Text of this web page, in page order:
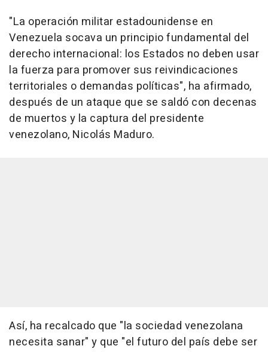
"La operación militar estadounidense en
Venezuela socava un principio fundamental del
derecho internacional: los Estados no deben usar
la fuerza para promover sus reivindicaciones
territoriales o demandas políticas", ha afirmado,
después de un ataque que se saldó con decenas
de muertos y la captura del presidente
venezolano, Nicolás Maduro.
Así, ha recalcado que "la sociedad venezolana
necesita sanar" y que "el futuro del país debe ser